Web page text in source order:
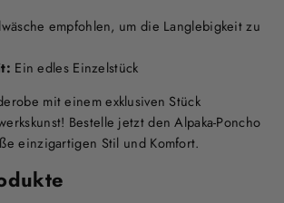
empfohlen, um die Langlebigkeit zu
Ein edles Einzelstück
mit einem exklusiven Stück
Bestelle jetzt den Alpaka-Poncho
einzigartigen Stil und Komfort.